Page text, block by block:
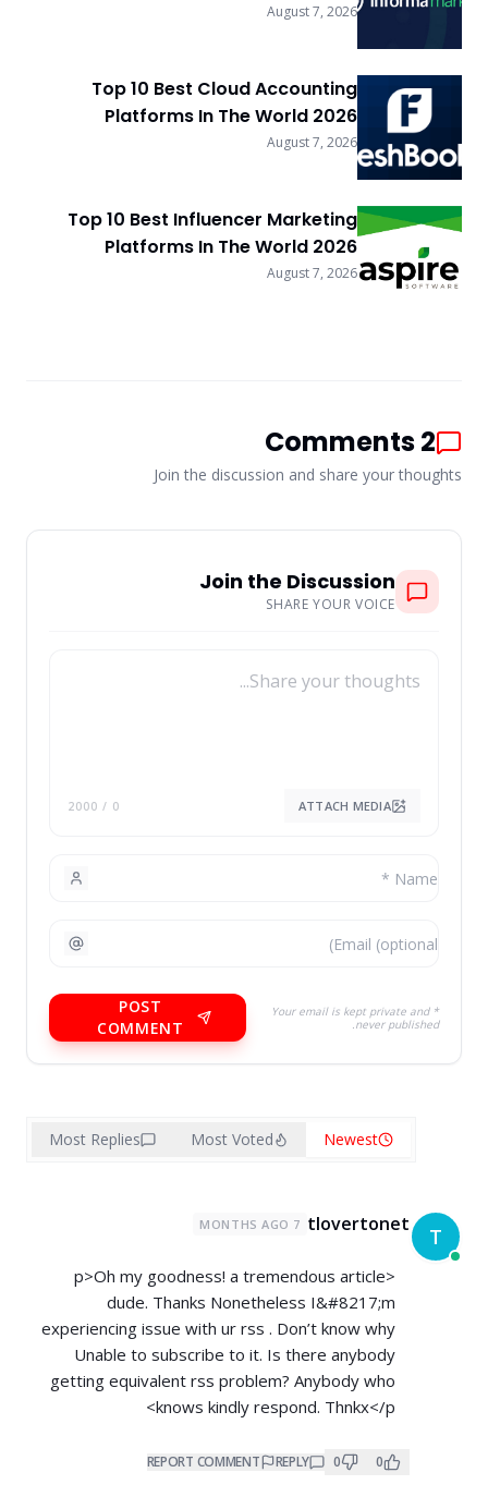
August 7, 2026
Top 10 Best Cloud Accounting
Platforms In The World 2026
August 7, 2026
Top 10 Best Influencer Marketing
Platforms In The World 2026
August 7, 2026
2
Comments
Join the discussion and share your thoughts
Join the Discussion
SHARE YOUR VOICE
ATTACH MEDIA
0
/ 2000
* Your email is kept private and
never published.
POST
COMMENT
Newest
Most Voted
Most Replies
T
tlovertonet
7 MONTHS AGO
<p>Oh my goodness! a tremendous article
dude. Thanks Nonetheless I&#8217;m
experiencing issue with ur rss . Don’t know why
Unable to subscribe to it. Is there anybody
getting equivalent rss problem? Anybody who
knows kindly respond. Thnkx</p>
0
0
REPLY
REPORT COMMENT